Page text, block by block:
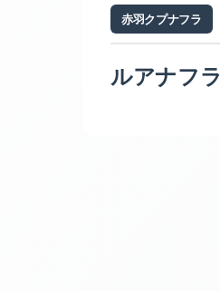
赤羽クプナフラ
ルアナフラ